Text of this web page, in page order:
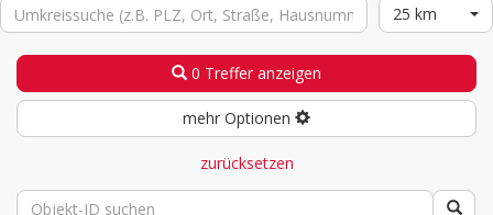
25 km
0 Treffer anzeigen
mehr Optionen
zurücksetzen